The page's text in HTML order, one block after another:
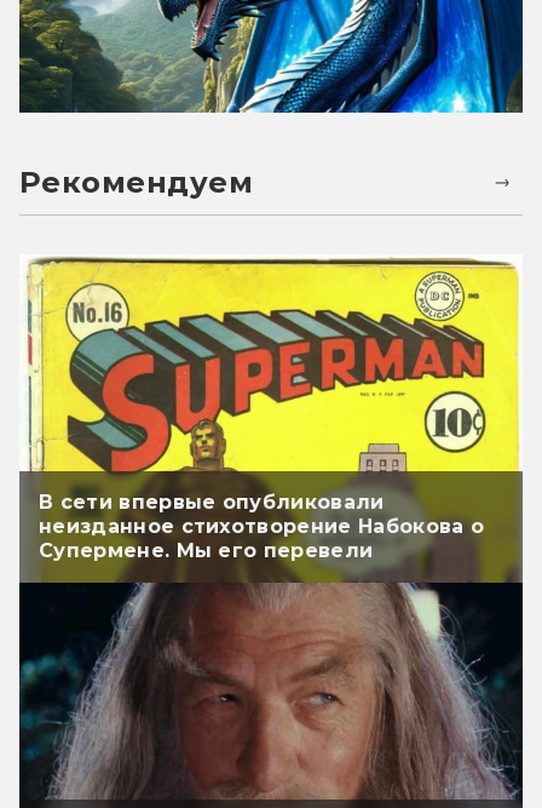
Рекомендуем
В сети впервые опубликовали
неизданное стихотворение Набокова о
Супермене. Мы его перевели